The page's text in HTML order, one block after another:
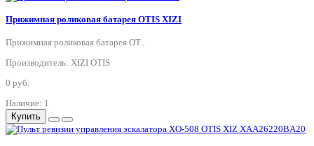
Прижимная роликовая батарея OTIS XIZI
Прижимная роликовая батарея OT..
Производитель: XIZI OTIS
0 руб.
Наличие: 1
Купить